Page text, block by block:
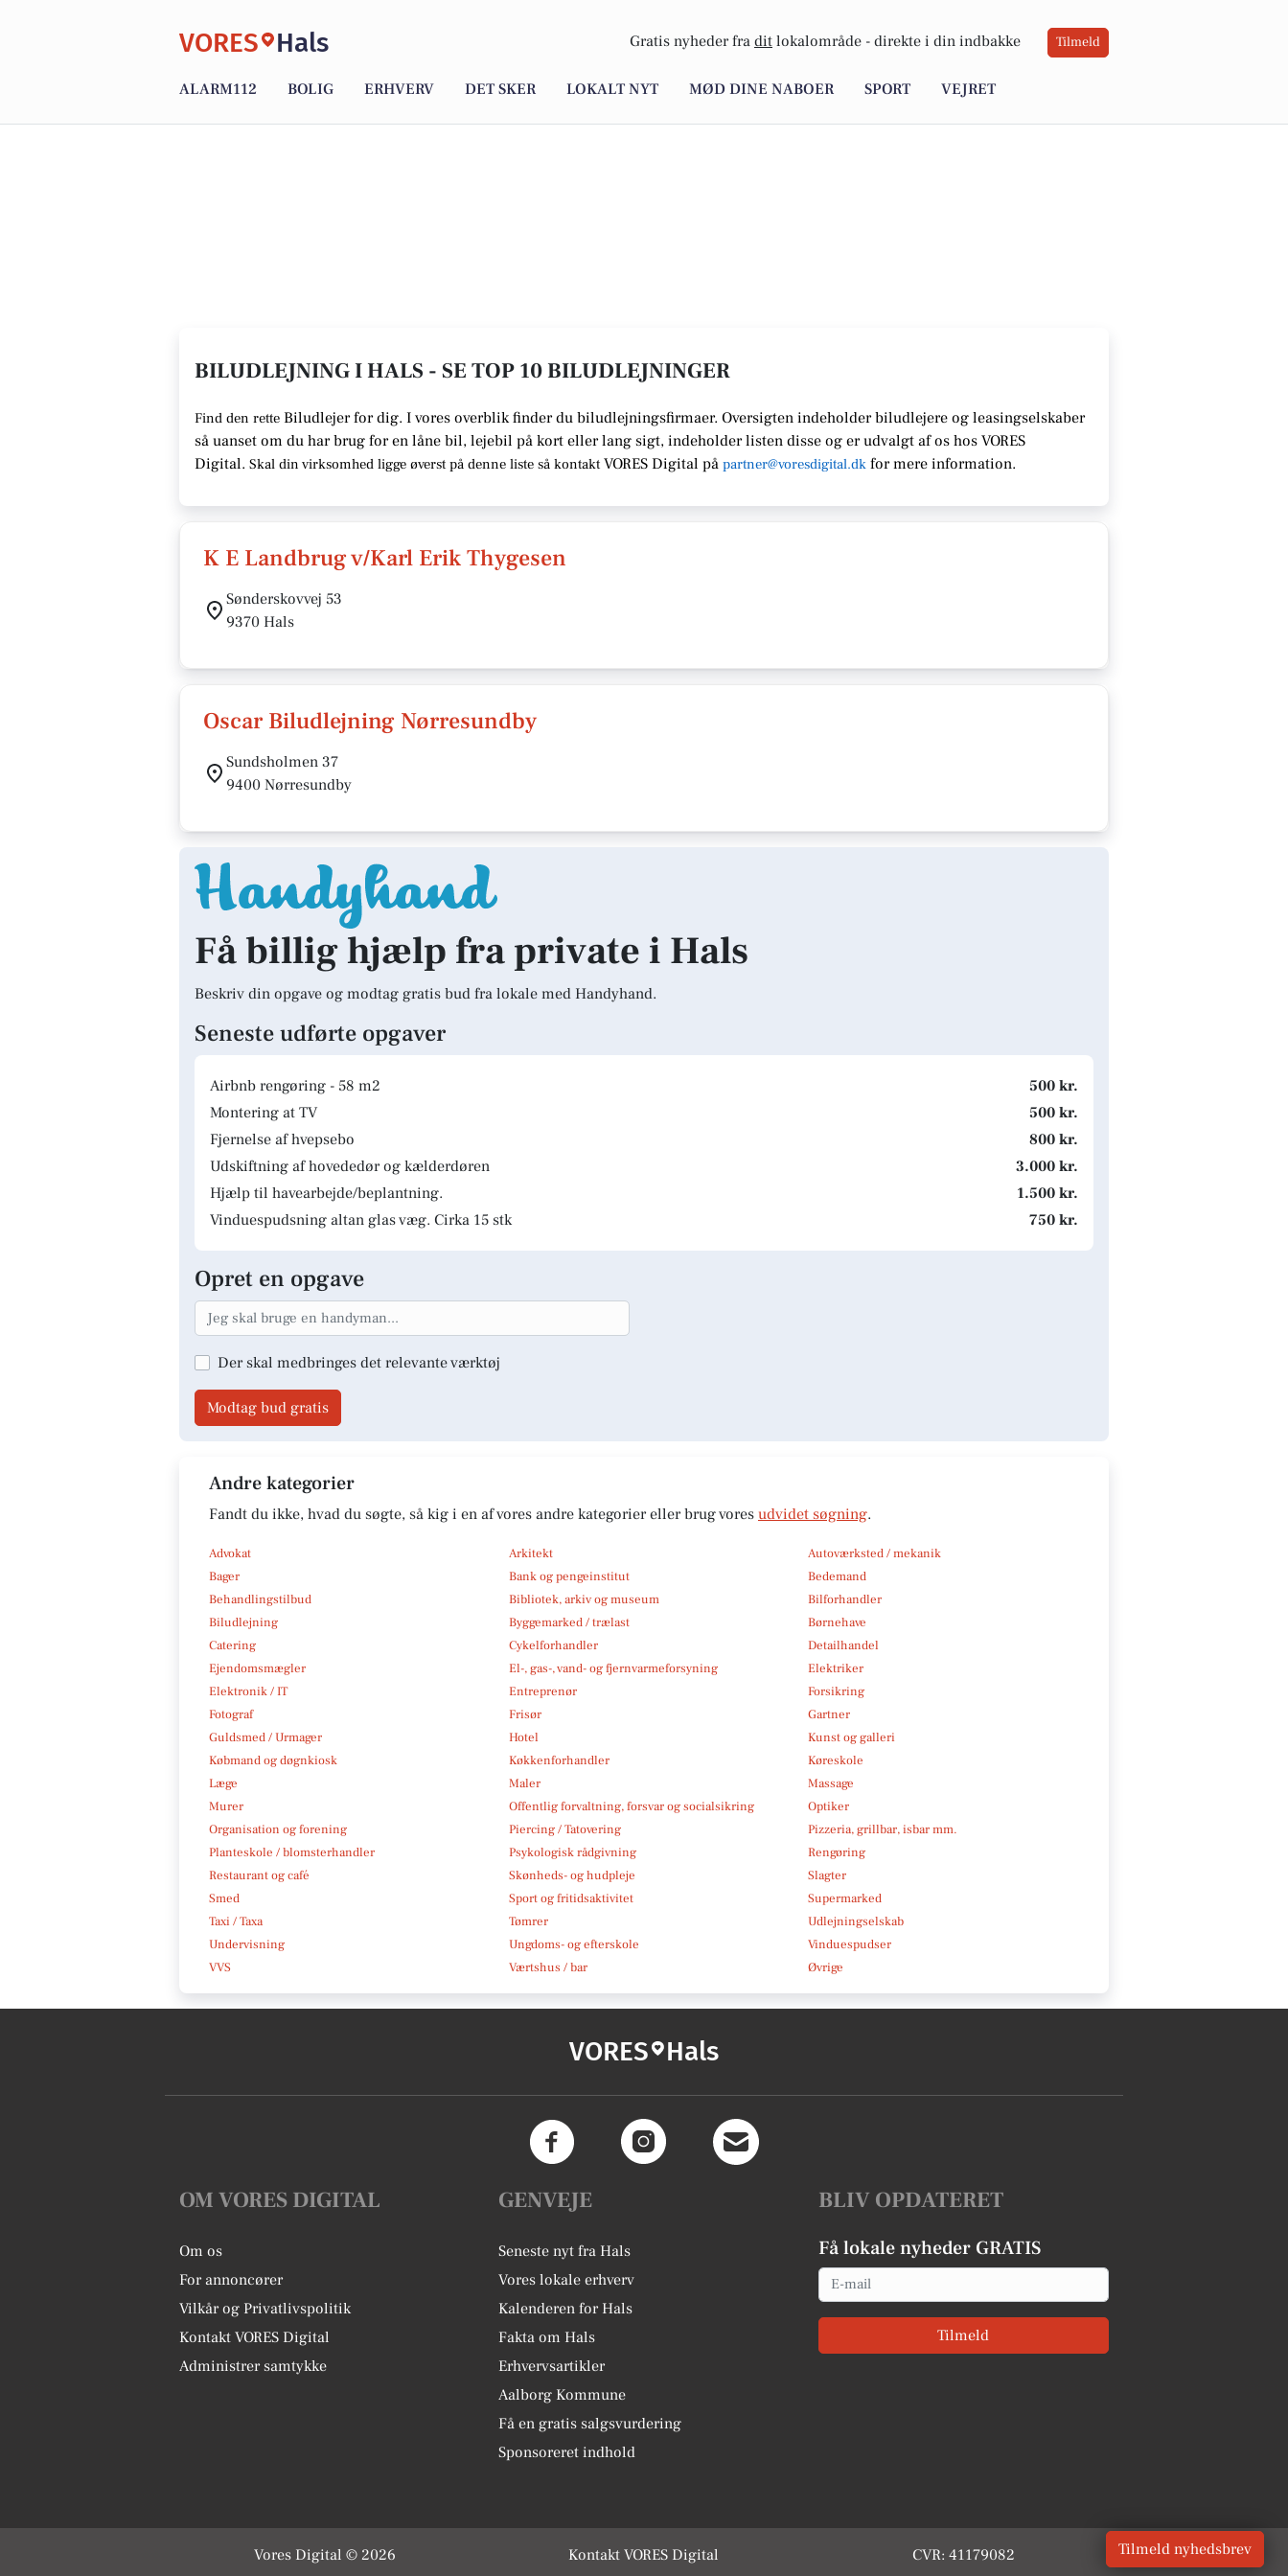
VORES Hals Gratis nyheder fra dit lokalområde - direkte i din indbakke Tilmeld
ALARM112 BOLIG ERHVERV DET SKER LOKALT NYT MØD DINE NABOER SPORT VEJRET
BILUDLEJNING I HALS - SE TOP 10 BILUDLEJNINGER
Find den rette Biludlejer for dig. I vores overblik finder du biludlejningsfirmaer. Oversigten indeholder biludlejere og leasingselskaber
så uanset om du har brug for en låne bil, lejebil på kort eller lang sigt, indeholder listen disse og er udvalgt af os hos VORES
Digital. Skal din virksomhed ligge øverst på denne liste så kontakt VORES Digital på partner@voresdigital.dk formere information.
K E Landbrug v/Karl Erik Thygesen
Sønderskovvej 53
9370 Hals
Oscar Biludlejning Nørresundby
Sundsholmen 37
9400 Nørresundby
Få billig hjælp fra private i Hals
Beskriv din opgave og modtag gratis bud fra lokale med Handyhand.
Seneste udførte opgaver
Airbnb rengøring - 58 m2
500 kr.
Montering at TV
500 kr.
Fjernelse af hvepsebo
800 kr.
Udskiftning af hovededør og kælderdøren
3.000 kr.
Hjælp til havearbejde/beplantning.
1.500 kr.
Vinduespudsning altan glas væg. Cirka 15 stk
750 kr.
Opret en opgave
Der skal medbringes det relevante værktøj
Modtag bud gratis
Andre kategorier
Fandt du ikke, hvad du søgte, så kig i en af vores andre kategorier eller brug vores udvidet søgning.
Advokat Arkitekt
Autoværksted / mekanik
Bager
Bank og pengeinstitut
Bedemand
Behandlingstilbud
Bibliotek, arkiv og museum
Bilforhandler
Biludlejning
Byggemarked / trælast
Børnehave
Catering
Cykelforhandler
Detailhandel
Ejendomsmægler
El-, gas-, vand- og fjernvarmeforsyning
Elektriker
Elektronik / IT
Entreprenør
Forsikring
Fotograf
Frisør
Gartner
Guldsmed / Urmager
Hotel
Kunst og galleri
Købmand og døgnkiosk
Køkkenforhandler
Køreskole
Læge
Maler
Massage
Murer
Offentlig forvaltning, forsvar og socialsikring
Optiker
Organisation og forening
Piercing / Tatovering
Pizzeria, grillbar, isbar mm.
Planteskole / blomsterhandler
Psykologisk rådgivning
Rengøring
Restaurant og café
Skønheds- og hudpleje
Slagter
Smed
Sport og fritidsaktivitet
Supermarked
Taxi / Taxa
Tømrer
Udlejningselskab
Undervisning
Ungdoms- og efterskole
Vinduespudser
VVS
Værtshus / bar Øvrige
VORES Hals
OM VORES DIGITAL
Om os
For annoncører
Vilkår og Privatlivspolitik
Kontakt VORES Digital
Administrer samtykke
GENVEJE
Seneste nyt fra Hals
Vores lokale erhverv
Kalenderen for Hals
Fakta om Hals
Erhvervsartikler
Aalborg Kommune
Få en gratis salgsvurdering
Sponsoreret indhold
BLIV OPDATERET
Få lokale nyheder GRATIS
Email
Tilmeld
Vores Digital © 2026 Kontakt VORES Digital CVR: 41179082 Tilmeld nyhedsbrev